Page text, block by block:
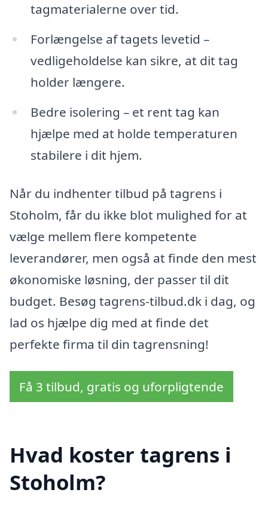
tagmaterialerne over tid.
Forlængelse af tagets levetid –
vedligeholdelse kan sikre, at dit tag
holder længere.
Bedre isolering – et rent tag kan
hjælpe med at holde temperaturen
stabilere i dit hjem.
Når du indhenter tilbud på tagrens i
Stoholm, får du ikke blot mulighed for at
vælge mellem flere kompetente
leverandører, men også at finde den mest
økonomiske løsning, der passer til dit
budget. Besøg tagrens-tilbud.dk i dag, og
lad os hjælpe dig med at finde det
perfekte firma til din tagrensning!
Få 3 tilbud, gratis og uforpligtende
Hvad koster tagrens i
Stoholm?